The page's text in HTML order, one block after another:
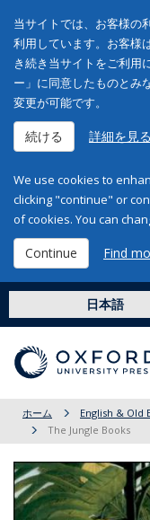
当サイトでは、お客様の
利用しています。お客様
き続き当サイトをご利用
ー」に同意したものとみ
変更が可能です。
続ける 詳細を見る
We use cookies to
clicking "continue" or
of cookies. You can
Continue Find
日本語
ホーム English & Old
The Jungle Books